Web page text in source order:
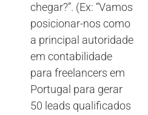
chegar?”. (Ex: “Vamos
posicionar-nos como
a principal autoridade
em contabilidade
para freelancers em
Portugal para gerar
50 leads qualificados